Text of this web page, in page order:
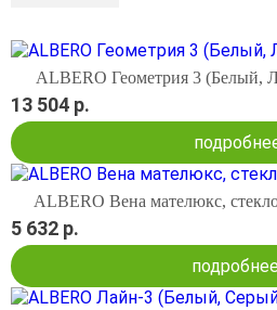
ALBERO Геометрия 3 (Белый,
13 504 р.
ALBERO Вена мателюкс,
5 632 р.